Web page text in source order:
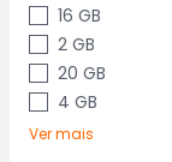
16 GB
2 GB
20 GB
4 GB
Ver mais